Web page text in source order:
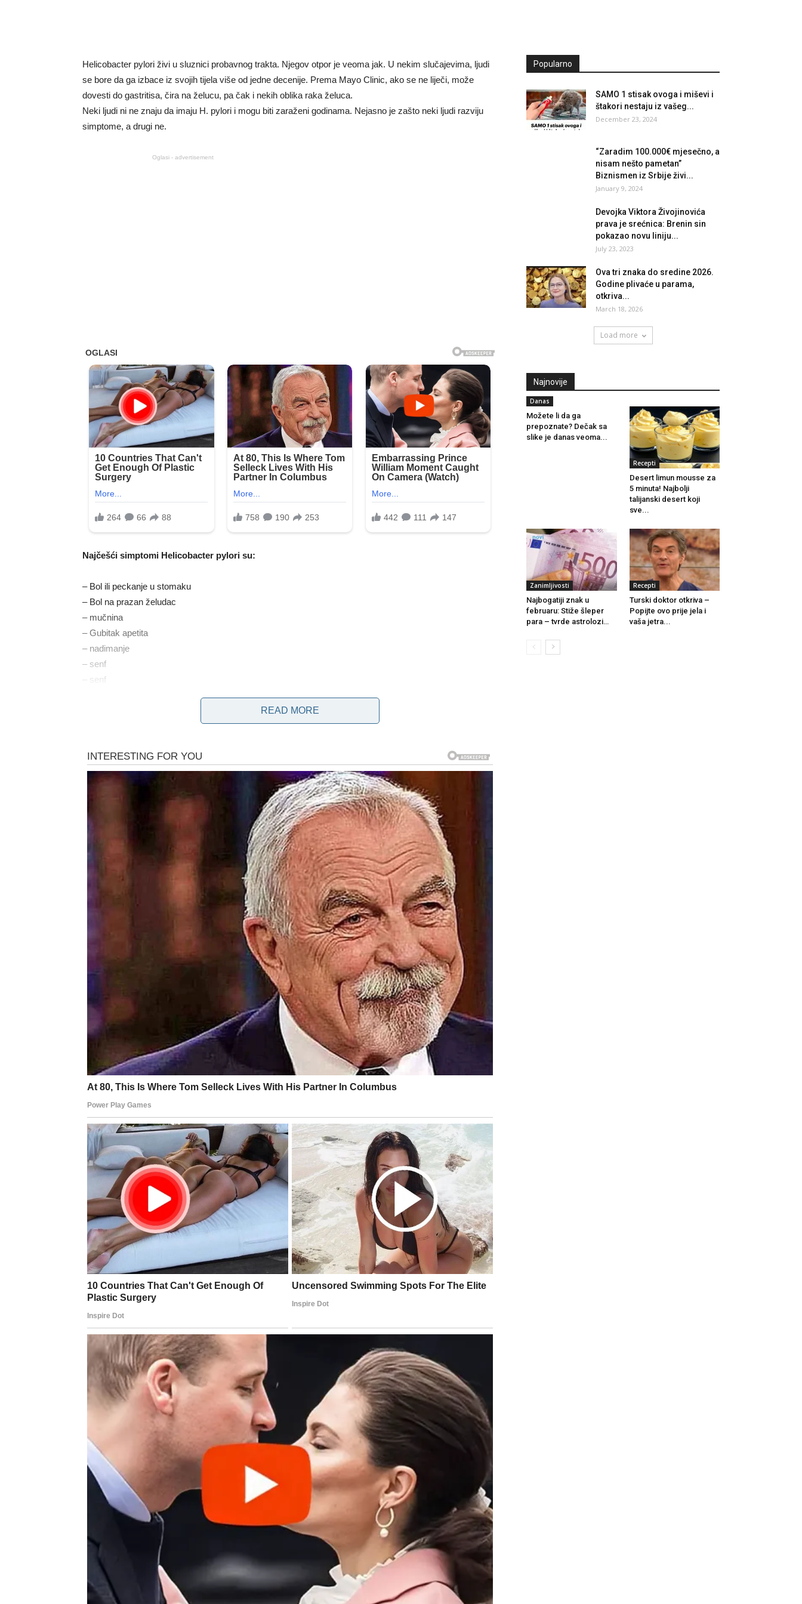
Helicobacter pylori živi u sluznici probavnog trakta. Njegov otpor je veoma jak. U nekim slučajevima, ljudi
se bore da ga izbace iz svojih tijela više od jedne decenije. Prema Mayo Clinic, ako se ne liječi, može
dovesti do gastritisa, čira na želucu, pa čak i nekih oblika raka želuca.
Neki ljudi ni ne znaju da imaju H. pylori i mogu biti zaraženi godinama. Nejasno je zašto neki ljudi razviju
simptome, a drugi ne.
Oglasi - advertisement
Najčešći simptomi Helicobacter pylori su:
– Bol ili peckanje u stomaku
– Bol na prazan želudac
– mučnina
– Gubitak apetita
– nadimanje
– senf
– senf
Helicobacter pylori može uzrokovati čir na želucu i dvanaestopalačnom crijevu. Na sajtu klinike “Mejo” piše
pomoć lekara.
Kako doći
Helicobacter pylori se prenosi direktnim kontaktom sa zaraženom osobom:
1. Putem pljuvačke (ljubljenje, deljenje posuđa, četkica za zube)
2. Izmet i povraćanje (kroz prljave ruke i zajedničke toalete)
3. Može se dobiti i preko kontaminirane hrane ili vode
4. Loša higijena – Nepranje ruku nakon korištenja toaleta i prije jela može uvelike olakšati širenje infekcije.
Tretman Helicobacter pylori
Liječenje ovisi o obimu infekcije. Uzimajte antibiotike prema uputama Vašeg ljekara. Istovremeno, potrebno
je smanjiti i lučenje želučane kiseline, a to se postiže prehranom. Treba jesti banane, brusnice, kupus,
brokoli i piti propolis. Korisne su sve namirnice sa antibiotskim svojstvima, kao što su beli luk, luk, majčina
dušica, menta, med. Preporučuje se izbacivanje šećera, alkohola, kafe i gaziranih pića iz prehrane.
READ MORE
Popularno
SAMO 1 stisak ovoga i miševi i
štakori nestaju iz vašeg...
December 23, 2024
“Zaradim 100.000€ mjesečno, a
nisam nešto pametan”
Biznismen iz Srbije živi...
January 9, 2024
Devojka Viktora Živojinovića
prava je srećnica: Brenin sin
pokazao novu liniju...
July 23, 2023
Ova tri znaka do sredine 2026.
Godine plivaće u parama,
otkriva...
March 18, 2026
Load more
Najnovije
Danas
Možete li da ga
prepoznate? Dečak sa
slike je danas veoma...
Recepti
Desert limun mousse za
5 minuta! Najbolji
talijanski desert koji
sve...
Zanimljivosti
Najbogatiji znak u
februaru: Stiže šleper
para – tvrde astrolozi…
Recepti
Turski doktor otkriva –
Popijte ovo prije jela i
vaša jetra...